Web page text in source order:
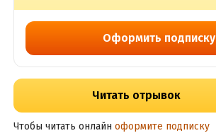
Оформить подписку
Читать отрывок
Чтобы читать онлайн оформите подписку